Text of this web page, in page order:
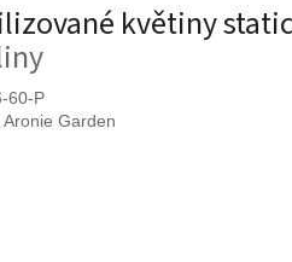
květiny
60-P
Aronie Garden